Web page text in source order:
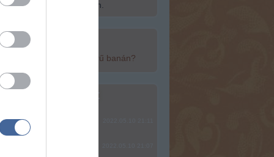
fel a Szabadság Szigetén.
top cikkek:
egészséges a népszerű banán?
top fórum témák:
SOHA NEM KÉSŐ